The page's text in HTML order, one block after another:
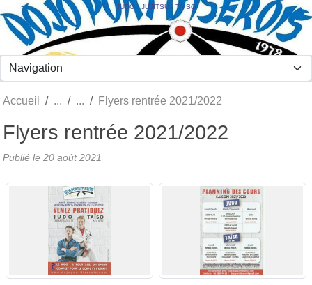
JUDO - JUJITSU - TAÏSO
Accueil Flyers rentrée 2021/2022
Flyers rentrée 2021/2022
Publié le 20 août 2021
Panneau de gestion des cookies